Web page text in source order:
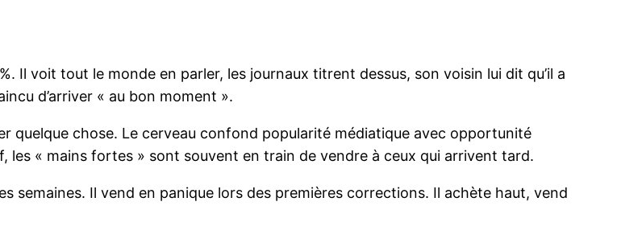
Il voit tout le monde en parler, les journaux titrent dessus, son voisin lui dit qu’il a
d’arriver « au bon moment ».
quelque chose. Le cerveau confond popularité médiatique avec opportunité
les « mains fortes » sont souvent en train de vendre à ceux qui arrivent tard.
semaines. Il vend en panique lors des premières corrections. Il achète haut, vend